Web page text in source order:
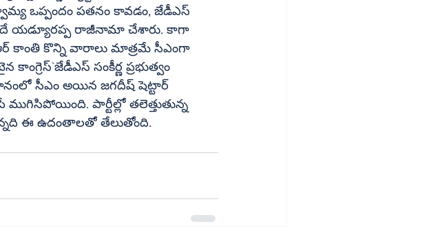
ఒప్పందం పతనం కావడం, జేడీఎస్
యడ్యూరప్ప రాజీనామా చేశారు. కాగా
కాంతి కొన్ని వారాలు మాత్రమే సీఎంగా
సీఎం అయిన జగదీష్ షెట్టార్
పార్టీల్లో తలెత్తుతున్న
ఈ ఉదంతాలతో తేలుతోంది.